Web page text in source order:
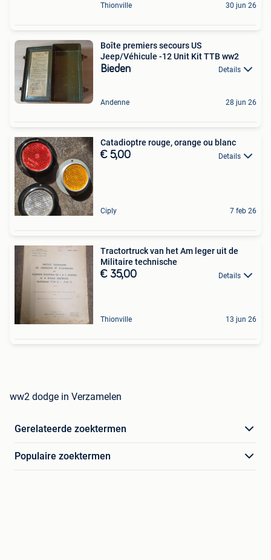
Thionville 30 jun 26
Boîte premiers secours US
Jeep/Véhicule -12 Unit Kit TTB ww2
Bieden Details
Andenne 28 jun 26
Catadioptre rouge, orange ou blanc
€ 5,00 Details
Ciply 7 feb 26
Tractortruck van het Am leger uit de
Militaire technische
€ 35,00 Details
Thionville 13 jun 26
ww2 dodge in Verzamelen
Gerelateerde zoektermen
Populaire zoektermen